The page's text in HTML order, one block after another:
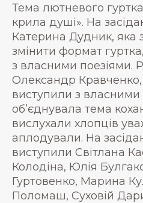
Тема лютневого
крила душі». На
Катерина Дудник, яка
змінити формат
з власними поезіями.
Олександр
виступили з власними
об’єднувала тема
вислухали хлопців
аплодували. На
виступили Світлана
Колодіна, Юлія
Гуртовенко, Марина
Поломаш, Суховій